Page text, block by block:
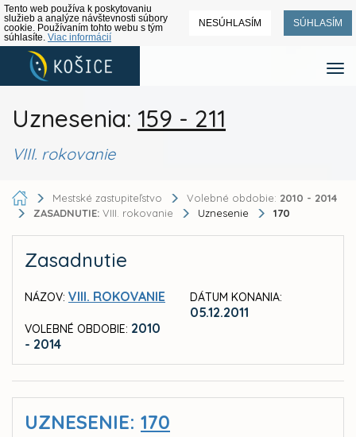
Tento web používa k poskytovaniu
služieb a analýze návštevnosti súbory
cookie. Používaním tohto webu s tým
súhlasíte. Viac informácií
NESÚHLASÍM SÚHLASÍM
Uznesenia: 159 - 211
VIII. rokovanie
Mestské zastupiteľstvo Volebné obdobie: 2010 - 2014
ZASADNUTIE: VIII. rokovanie Uznesenie 170
Zasadnutie
NÁZOV: VIII. ROKOVANIE
VOLEBNÉ OBDOBIE: 2010
- 2014
DÁTUM KONANIA:
05.12.2011
UZNESENIE: 170